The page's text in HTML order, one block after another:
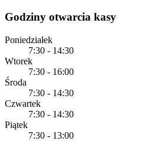
Godziny otwarcia kasy
Poniedziałek
7:30 - 14:30
Wtorek
7:30 - 16:00
Środa
7:30 - 14:30
Czwartek
7:30 - 14:30
Piątek
7:30 - 13:00